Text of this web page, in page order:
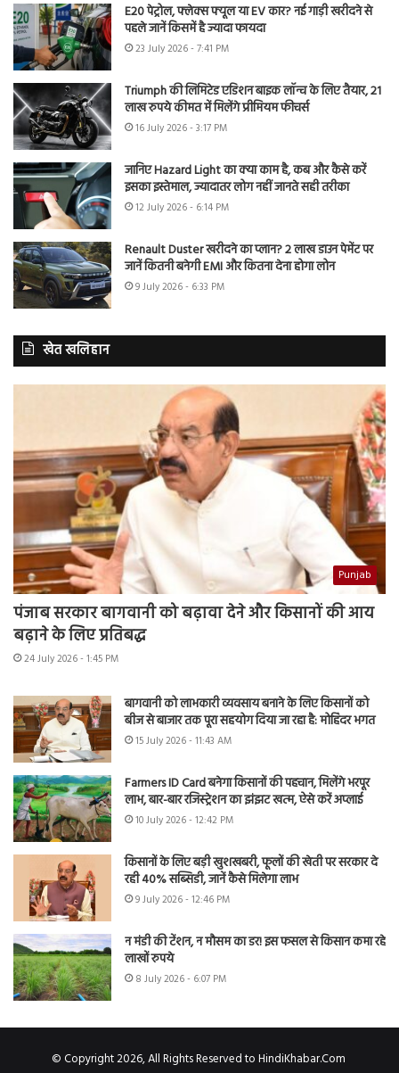
E20 पेट्रोल, फ्लेक्स फ्यूल या EV कार? नई गाड़ी खरीदने से
पहले जानें किसमें है ज्यादा फायदा
23 July 2026 - 7:41 PM
Triumph की लिमिटेड एडिशन बाइक लॉन्च के लिए तैयार, 21
लाख रुपये कीमत में मिलेंगे प्रीमियम फीचर्स
16 July 2026 - 3:17 PM
जानिए Hazard Light का क्या काम है, कब और कैसे करें
इसका इस्तेमाल, ज्यादातर लोग नहीं जानते सही तरीका
12 July 2026 - 6:14 PM
Renault Duster खरीदने का प्लान? 2 लाख डाउन पेमेंट पर
जानें कितनी बनेगी EMI और कितना देना होगा लोन
9 July 2026 - 6:33 PM
खेत खलिहान
Punjab
पंजाब सरकार बागवानी को बढ़ावा देने और किसानों की आय
बढ़ाने के लिए प्रतिबद्ध
24 July 2026 - 1:45 PM
बागवानी को लाभकारी व्यवसाय बनाने के लिए किसानों को
बीज से बाजार तक पूरा सहयोग दिया जा रहा है: मोहिंदर भगत
15 July 2026 - 11:43 AM
Farmers ID Card बनेगा किसानों की पहचान, मिलेंगे भरपूर
लाभ, बार-बार रजिस्ट्रेशन का झंझट खत्म, ऐसे करें अप्लाई
10 July 2026 - 12:42 PM
किसानों के लिए बड़ी खुशखबरी, फूलों की खेती पर सरकार दे
रही 40% सब्सिडी, जानें कैसे मिलेगा लाभ
9 July 2026 - 12:46 PM
न मंडी की टेंशन, न मौसम का डर! इस फसल से किसान कमा रहे
लाखों रुपये
8 July 2026 - 6:07 PM
© Copyright 2026, All Rights Reserved to HindiKhabar.Com